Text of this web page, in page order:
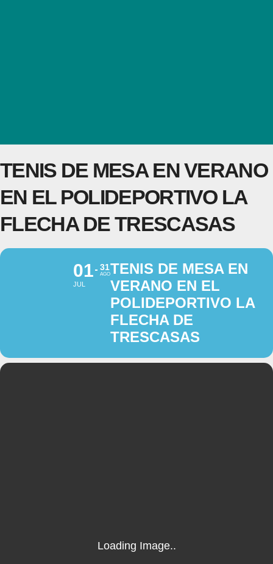
TENIS DE MESA EN VERANO
EN EL POLIDEPORTIVO LA
FLECHA DE TRESCASAS
01
JUL
31
AGOTENIS DE MESA EN
VERANO EN EL
POLIDEPORTIVO LA
FLECHA DE
TRESCASAS